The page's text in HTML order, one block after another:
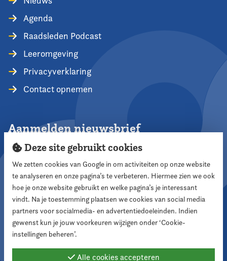
Agenda
Raadsleden Podcast
Leeromgeving
Privacyverklaring
Contact opnemen
Aanmelden nieuwsbrief
Aanmelden
Volg ons
Deze site gebruikt cookies
We zetten cookies van Google in om activiteiten op onze website
te analyseren en onze pagina’s te verbeteren. Hiermee zien we ook
hoe je onze website gebruikt en welke pagina’s je interessant
vindt. Na je toestemming plaatsen we cookies van social media
partners voor socialmedia- en advertentiedoeleinden. Indien
gewenst kun je jouw voorkeuren wijzigen onder ‘Cookie-
instellingen beheren’.
Alle cookies accepteren